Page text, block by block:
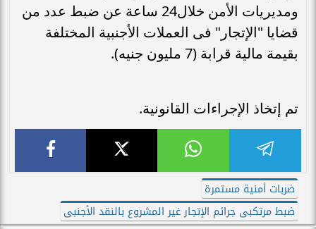
ومديريات الأمن خلال24 ساعة عن ضبط عدد من
قضايا "الإتجار" فى العملات الأجنبية المختلفة
بقيمة مالية قرابة (7 مليون جنيه).
تم إتخاذ الإجراءات القانونية.
ضربات أمنية مستمرة
ضبط مرتكبى جرائم الإتجار غير المشروع بالنقد الأجنبى